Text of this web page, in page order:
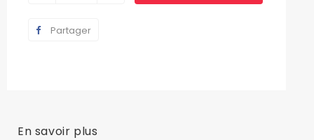
Partager
En savoir plus